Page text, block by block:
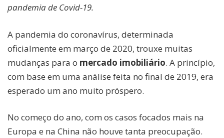
pandemia de Covid-19.
A pandemia do coronavírus, determinada
oficialmente em março de 2020, trouxe muitas
mudanças para o mercado imobiliário. A princípio,
com base em uma análise feita no final de 2019, era
esperado um ano muito próspero.
No começo do ano, com os casos focados mais na
Europa e na China não houve tanta preocupação.